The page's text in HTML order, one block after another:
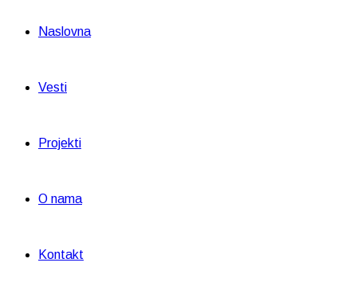
Naslovna
Vesti
Projekti
O nama
Kontakt